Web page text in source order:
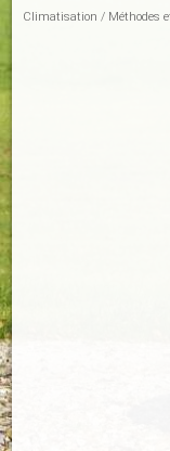
Climatisation / Méthodes